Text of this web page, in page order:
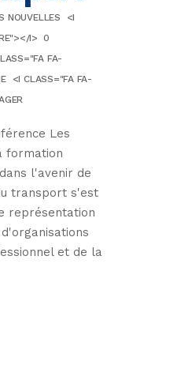
NOUVELLES
<I
I> 0
FA-
<I CLASS="FA FA-
Les
formation
l'avenir de
transport s'est
représentation
et de la